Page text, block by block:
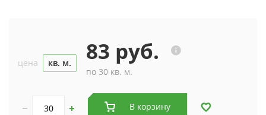
цена кв. м. 83 руб.
по 30 кв. м.
В корзину